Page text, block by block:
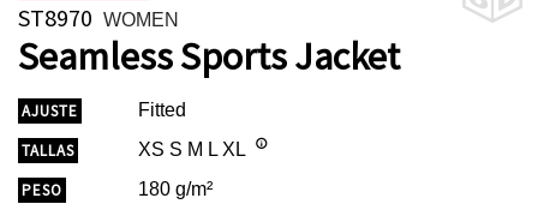
ST8970 WOMEN
Seamless Sports Jacket
AJUSTE
Fitted
TALLAS
XS S M L XL
PESO
180 g/m²